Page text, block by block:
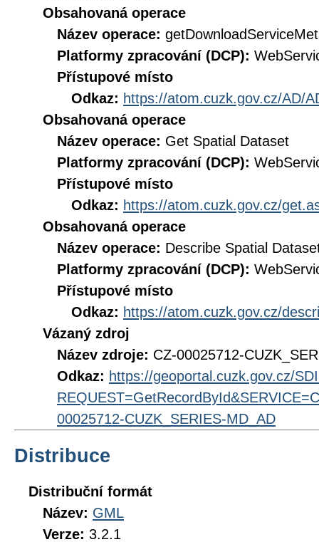
Obsahovaná operace
Název operace:
Platformy zpracování (DCP):
Přístupové místo
Odkaz: https://atom.cuzk.gov.cz/AD/
Obsahovaná operace
Název operace: Get Spatial Dataset
Platformy zpracování (DCP):
Přístupové místo
Odkaz: https://atom.cuzk.gov.cz/
Obsahovaná operace
Název operace: Describe Spatial
Platformy zpracování (DCP):
Přístupové místo
Odkaz: https://atom.cuzk.gov.cz/
Vázaný zdroj
Název zdroje: CZ-00025712-
Odkaz: https://geoportal.cuzk.gov.cz/
00025712-CUZK_SERIES-MD_AD
Distribuce
Distribuční formát
Název: GML
Verze: 3.2.1